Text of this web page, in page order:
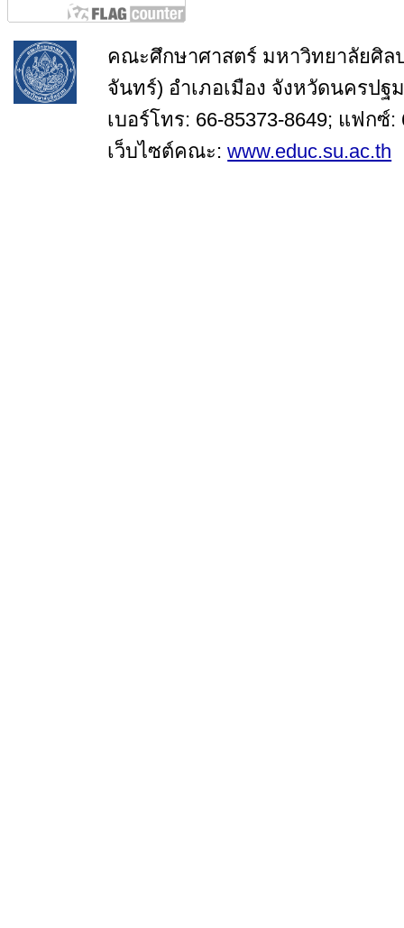
คณะศึกษาศาสตร์ มหาวิทยาลัยศิล
จันทร์) อำเภอเมือง จังหวัดนครปฐ
เบอร์โทร: 66-85373-8649; แฟกซ์:
เว็บไซต์คณะ:www.educ.su.ac.th